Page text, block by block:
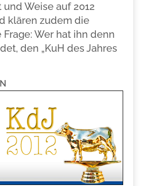
und Weise auf 2012
klären zudem die
Wer hat ihn denn
den „KuH des Jahres